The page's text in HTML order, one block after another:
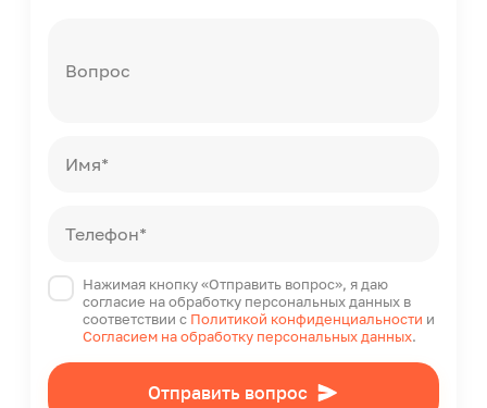
Вопрос
Имя*
Телефон*
Нажимая кнопку «Отправить вопрос», я даю
согласие на обработку персональных данных в
соответствии с Политикой конфиденциальности и
Согласием на обработку персональных данных.
Отправить вопрос